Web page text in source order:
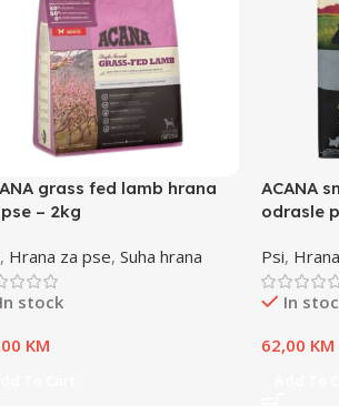
grass fed lamb hrana
– 2kg
, Hrana za pse, Suha hrana
In stock
KM
ACANA
odrasle
Psi,
In
62,00 KM